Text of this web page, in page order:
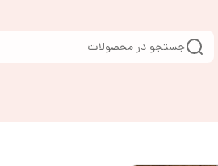
جستجو در محصولات